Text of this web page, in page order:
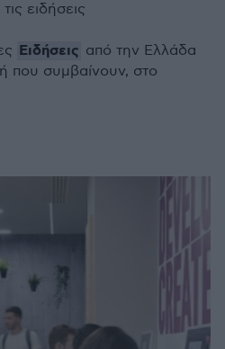
ειδήσεις
Ειδήσεις από την Ελλάδα
που συμβαίνουν, στο